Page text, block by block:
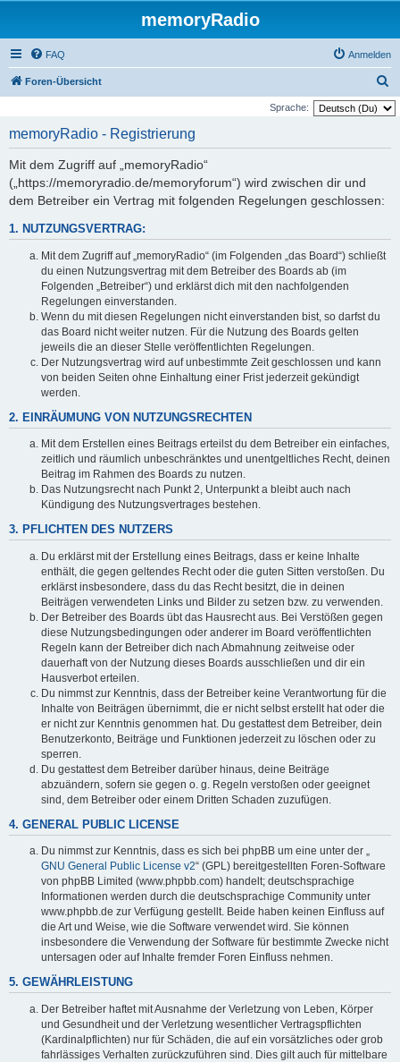
memoryRadio
FAQ Anmelden
Foren-Übersicht
u
Sprache:
memoryRadio - Registrierung
Mit dem Zugriff auf „memoryRadio“
(„https://memoryradio.de/memoryforum“) wird zwischen dir und
dem Betreiber ein Vertrag mit folgenden Regelungen geschlossen:
1. NUTZUNGSVERTRAG:
Mit dem Zugriff auf „memoryRadio“ (im Folgenden „das Board“) schließt
du einen Nutzungsvertrag mit dem Betreiber des Boards ab (im
Folgenden „Betreiber“) und erklärst dich mit den nachfolgenden
Regelungen einverstanden.
Wenn du mit diesen Regelungen nicht einverstanden bist, so darfst du
das Board nicht weiter nutzen. Für die Nutzung des Boards gelten
jeweils die an dieser Stelle veröffentlichten Regelungen.
Der Nutzungsvertrag wird auf unbestimmte Zeit geschlossen und kann
von beiden Seiten ohne Einhaltung einer Frist jederzeit gekündigt
werden.
2. EINRÄUMUNG VON NUTZUNGSRECHTEN
Mit dem Erstellen eines Beitrags erteilst du dem Betreiber ein einfaches,
zeitlich und räumlich unbeschränktes und unentgeltliches Recht, deinen
Beitrag im Rahmen des Boards zu nutzen.
Das Nutzungsrecht nach Punkt 2, Unterpunkt a bleibt auch nach
Kündigung des Nutzungsvertrages bestehen.
3. PFLICHTEN DES NUTZERS
Du erklärst mit der Erstellung eines Beitrags, dass er keine Inhalte
enthält, die gegen geltendes Recht oder die guten Sitten verstoßen. Du
erklärst insbesondere, dass du das Recht besitzt, die in deinen
Beiträgen verwendeten Links und Bilder zu setzen bzw. zu verwenden.
Der Betreiber des Boards übt das Hausrecht aus. Bei Verstößen gegen
diese Nutzungsbedingungen oder anderer im Board veröffentlichten
Regeln kann der Betreiber dich nach Abmahnung zeitweise oder
dauerhaft von der Nutzung dieses Boards ausschließen und dir ein
Hausverbot erteilen.
Du nimmst zur Kenntnis, dass der Betreiber keine Verantwortung für die
Inhalte von Beiträgen übernimmt, die er nicht selbst erstellt hat oder die
er nicht zur Kenntnis genommen hat. Du gestattest dem Betreiber, dein
Benutzerkonto, Beiträge und Funktionen jederzeit zu löschen oder zu
sperren.
Du gestattest dem Betreiber darüber hinaus, deine Beiträge
abzuändern, sofern sie gegen o. g. Regeln verstoßen oder geeignet
sind, dem Betreiber oder einem Dritten Schaden zuzufügen.
4. GENERAL PUBLIC LICENSE
Du nimmst zur Kenntnis, dass es sich bei phpBB um eine unter der „
GNU General Public License v2“ (GPL) bereitgestellten Foren-Software
von phpBB Limited (www.phpbb.com) handelt; deutschsprachige
Informationen werden durch die deutschsprachige Community unter
www.phpbb.de zur Verfügung gestellt. Beide haben keinen Einfluss auf
die Art und Weise, wie die Software verwendet wird. Sie können
insbesondere die Verwendung der Software für bestimmte Zwecke nicht
untersagen oder auf Inhalte fremder Foren Einfluss nehmen.
5. GEWÄHRLEISTUNG
Der Betreiber haftet mit Ausnahme der Verletzung von Leben, Körper
und Gesundheit und der Verletzung wesentlicher Vertragspflichten
(Kardinalpflichten) nur für Schäden, die auf ein vorsätzliches oder grob
fahrlässiges Verhalten zurückzuführen sind. Dies gilt auch für mittelbare